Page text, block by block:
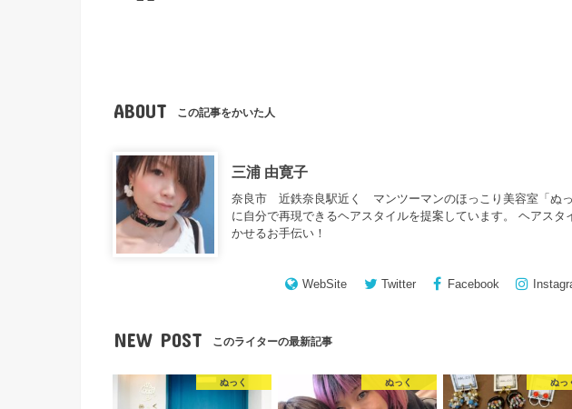
ABOUT この記事をかいた人
三浦 由寛子
奈良市 近鉄奈良駅近く マンツーマンのほっこり美容室「ぬ
に自分で再現できるヘアスタイルを提案しています。 ヘアス
かせるお手伝い！
WebSite Twitter Facebook
NEW POST このライターの最新記事
ぬっく ぬっく ぬっ